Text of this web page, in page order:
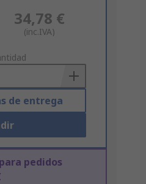
34,78 €
(inc.IVA)
de entrega
pedidos